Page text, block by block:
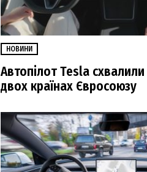
НОВИНИ
Автопілот Tesla
двох країнах Євросоюзу